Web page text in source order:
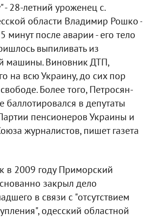
- 28-летний уроженец с.
области Владимир Рошко -
минут после аварии - его тело
выпиливать из
машины. Виновник ДТП,
на всю Украину, до сих пор
Более того, Петросян-
в депутаты
пенсионеров Украины и
журналистов, пишет газета
в 2009 году Приморский
закрыл дело
в связи с "отсутствием
одесский областной